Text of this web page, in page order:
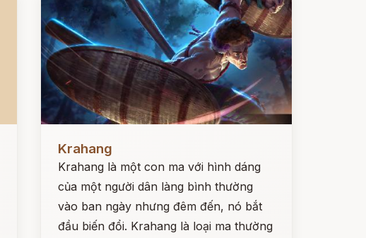
Krahang
Krahang là một con ma với hình dáng
của một người dân làng bình thường
vào ban ngày nhưng đêm đến, nó bắt
đầu biến đổi. Krahang là loại ma thường